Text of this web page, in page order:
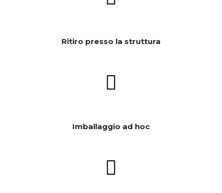
Ritiro presso la struttura
Imballaggio ad hoc